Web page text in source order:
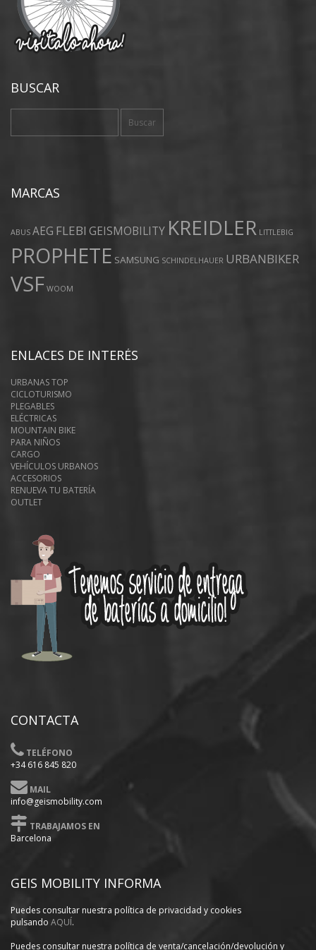
BUSCAR
MARCAS
ABUS AEG FLEBI GEISMOBILITY KREIDLER LITTLEBIG
PROPHETE SAMSUNG SCHINDELHAUER URBANBIKER
VSF WOOM
ENLACES DE INTERÉS
URBANAS TOP
CICLOTURISMO
PLEGABLES
ELÉCTRICAS
MOUNTAIN BIKE
PARA NIÑOS
CARGO
VEHÍCULOS URBANOS
ACCESORIOS
RENUEVA TU BATERÍA
OUTLET
CONTACTA
TELÉFONO
+34 616 845 820
MAIL
info@geismobility.com
TRABAJAMOS EN
Barcelona
GEIS MOBILITY INFORMA
Puedes consultar nuestra política de privacidad y cookies
pulsando AQUÍ.
Puedes consultar nuestra política de venta/cancelación/devolución y